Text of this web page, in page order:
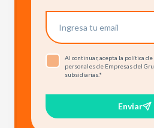
Al continuar, acepta la política
personales de Empresas del
subsidiarias.*
Enviar